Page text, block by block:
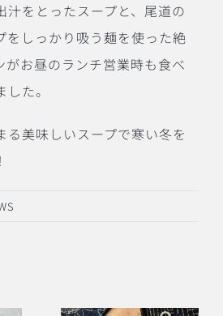
汁をとったスープと、尾道の
をしっかり吸う麺を使った絶
がお昼のランチ営業時も食べ
た。
る美味しいスープで寒い冬を